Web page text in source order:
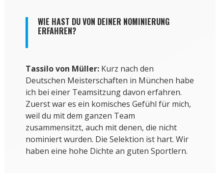
WIE HAST DU VON DEINER NOMINIERUNG
ERFAHREN?
Tassilo von Müller:Kurz nach den
Deutschen Meisterschaften in München habe
ich bei einer Teamsitzung davon erfahren.
Zuerst war es ein komisches Gefühl für mich,
weil du mit dem ganzen Team
zusammensitzt, auch mit denen, die nicht
nominiert wurden. Die Selektion ist hart. Wir
haben eine hohe Dichte an guten Sportlern.